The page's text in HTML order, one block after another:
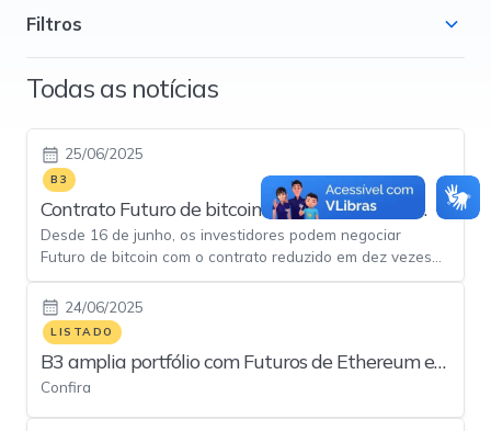
Filtros
Todas as notícias
B3
25/06/2025
Contrato Futuro de bitcoin tem seu tamanho
reduzido em 10 vezes
Desde 16 de junho, os investidores podem negociar
Futuro de bitcoin com o contrato reduzido em dez vezes
na B3. Antes, o contrato representava 10% do valor do
bitcoin e agora, após aprovação da CVM, representa
apenas 1% da cotação da principal criptomoeda do
mundo
LISTADO
24/06/2025
B3 amplia portfólio com Futuros de Ethereum e
Solana
Confira